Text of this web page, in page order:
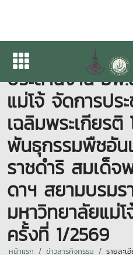
วันที่ 11 พฤษภ
ประสานงาน อพ
แม่โจ้ จัดการปร
เฉลิมพระเกียร
พันธุกรรมพืชอัน
ราชดำริ สมเด็จ
ดาฯ สยามบรมร
มหาวิทยาลัยแม่
ครั้งที่ 1/2569
หน้าแรก ข่าวสารกิจกรรม รายละเ